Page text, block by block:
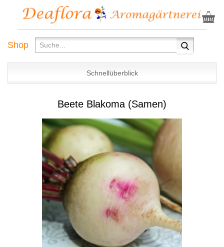
Shop
Schnellüberblick
Beete Blakoma (Samen)